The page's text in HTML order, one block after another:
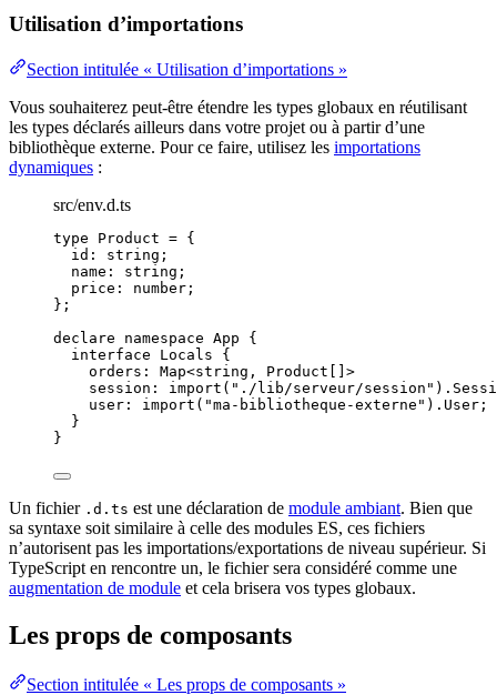
Utilisation d’importations
Section intitulée « Utilisation d’importations »
Vous souhaiterez peut-être étendre les types globaux en réutilisant
les types déclarés ailleurs dans votre projet ou à partir d’une
bibliothèque externe. Pour ce faire, utilisez les importations
dynamiques :
src/env.d.ts
type Product = {
id : string ;
name : string ;
price : number ;
};
declare
namespace App {
interface Locals {
orders : Map<string , Product []>
session : import ( " ./lib/serveur/session " ).
user : import ( "ma-bibliotheque-externe " ). User ;
}
}
Un fichier .d.ts est une déclaration de module ambiant. Bien que
sa syntaxe soit similaire à celle des modules ES, ces fichiers
n’autorisent pas les importations/exportations de niveau supérieur. Si
TypeScript en rencontre un, le fichier sera considéré comme une
augmentation de module et cela brisera vos types globaux.
Les props de composants
Section intitulée « Les props de composants »